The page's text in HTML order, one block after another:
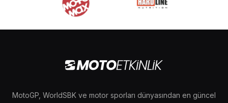
MotoGP, WorldSBK ve motor sporları dünyasından en güncel